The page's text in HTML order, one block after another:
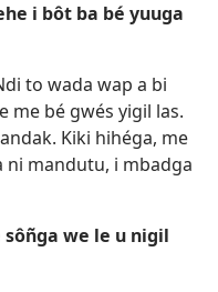
i bôt ba bé yuuga
to wada wap a bi
me bé gwés yigil las.
Kiki hihéga, me
ni mandutu, i mbadga
we le u nigil